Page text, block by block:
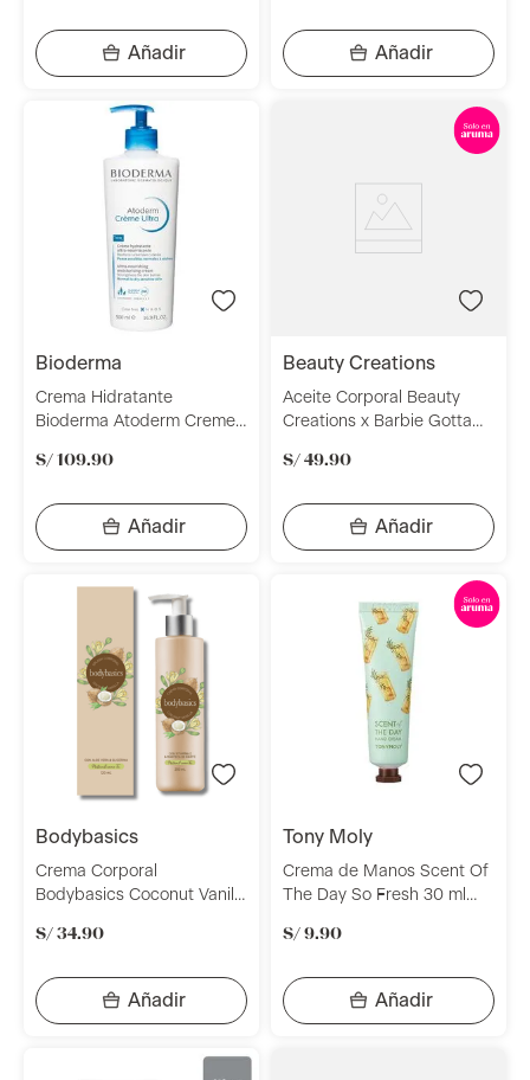
bioderma
Crema Hidratante
Bioderma Atoderm Creme
S/ 109.90
beauty creations
Aceite Corporal Beauty
Creations x Barbie Gotta
S/ 49.90
bodybasics
Crema Corporal
Bodybasics Coconut Vanilla
S/ 34.90
tony moly
Crema de Manos Scent Of
The Day So Fresh 30 ml
S/ 9.90